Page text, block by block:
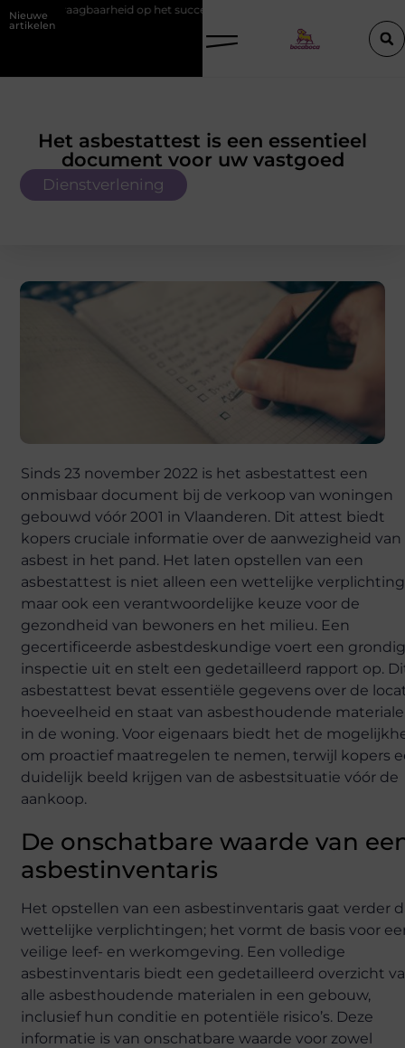
Nieuwe
artikelen
op het succes van promotiemateriaal met eigen logo
Het asbestattest is een essentieel
document voor uw vastgoed
Dienstverlening
Sinds 23 november 2022 is het asbestattest een
onmisbaar document bij de verkoop van woningen
gebouwd vóór 2001 in Vlaanderen. Dit attest biedt
kopers cruciale informatie over de aanwezigheid van
asbest in het pand. Het laten opstellen van een
asbestattest is niet alleen een wettelijke
maar ook een verantwoordelijke keuze voor de
gezondheid van bewoners en het milieu. Een
gecertificeerde asbestdeskundige voert een
inspectie uit en stelt een gedetailleerd rapport op.
asbestattest bevat essentiële gegevens over de
hoeveelheid en staat van asbesthoudende
in de woning. Voor eigenaars biedt het de
om proactief maatregelen te nemen, terwijl kopers
duidelijk beeld krijgen van de asbestsituatie vóór de
aankoop.
De onschatbare waarde van
asbestinventaris
Het opstellen van een asbestinventaris gaat verder
wettelijke verplichtingen; het vormt de basis voor
veilige leef- en werkomgeving. Een volledige
asbestinventaris biedt een gedetailleerd overzicht
alle asbesthoudende materialen in een gebouw,
inclusief hun conditie en potentiële risico’s. Deze
informatie is van onschatbare waarde voor zowel